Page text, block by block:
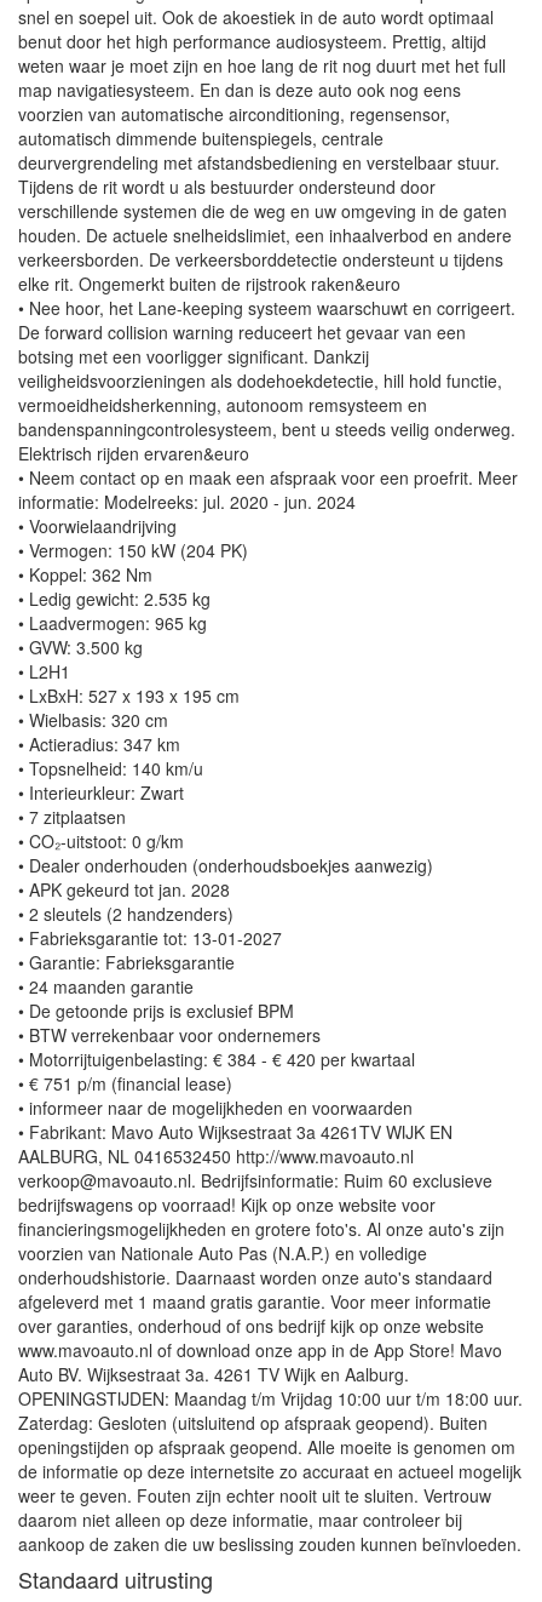
snel en soepel uit. Ook de akoestiek in de auto wordt optimaal
benut door het high performance audiosysteem. Prettig, altijd
weten waar je moet zijn en hoe lang de rit nog duurt met het full
map navigatiesysteem. En dan is deze auto ook nog eens
voorzien van automatische airconditioning, regensensor,
automatisch dimmende buitenspiegels, centrale
deurvergrendeling met afstandsbediening en verstelbaar stuur.
Tijdens de rit wordt u als bestuurder ondersteund door
verschillende systemen die de weg en uw omgeving in de gaten
houden. De actuele snelheidslimiet, een inhaalverbod en andere
verkeersborden. De verkeersborddetectie ondersteunt u tijdens
elke rit. Ongemerkt buiten de rijstrook raken&euro
• Nee hoor, het Lane-keeping systeem waarschuwt en corrigeert.
De forward collision warning reduceert het gevaar van een
botsing met een voorligger significant. Dankzij
veiligheidsvoorzieningen als dodehoekdetectie, hill hold functie,
vermoeidheidsherkenning, autonoom remsysteem en
bandenspanningcontrolesysteem, bent u steeds veilig onderweg.
Elektrisch rijden ervaren&euro
• Neem contact op en maak een afspraak voor een proefrit. Meer
informatie: Modelreeks: jul. 2020 - jun. 2024
• Voorwielaandrijving
• Vermogen: 150 kW (204 PK)
• Koppel: 362 Nm
• Ledig gewicht: 2.535 kg
• Laadvermogen: 965 kg
• GVW: 3.500 kg
• L2H1
• LxBxH: 527 x 193 x 195 cm
• Wielbasis: 320 cm
• Actieradius: 347 km
• Topsnelheid: 140 km/u
• Interieurkleur: Zwart
• 7 zitplaatsen
• CO₂-uitstoot: 0 g/km
• Dealer onderhouden (onderhoudsboekjes aanwezig)
• APK gekeurd tot jan. 2028
• 2 sleutels (2 handzenders)
• Fabrieksgarantie tot: 13-01-2027
• Garantie: Fabrieksgarantie
• 24 maanden garantie
• De getoonde prijs is exclusief BPM
• BTW verrekenbaar voor ondernemers
• Motorrijtuigenbelasting: € 384 - € 420 per kwartaal
• € 751 p/m (financial lease)
• informeer naar de mogelijkheden en voorwaarden
• Fabrikant: Mavo Auto Wijksestraat 3a 4261TV WIJK EN
AALBURG, NL 0416532450 http://www.mavoauto.nl
verkoop@mavoauto.nl. Bedrijfsinformatie: Ruim 60 exclusieve
bedrijfswagens op voorraad! Kijk op onze website voor
financieringsmogelijkheden en grotere foto's. Al onze auto's zijn
voorzien van Nationale Auto Pas (N.A.P.) en volledige
onderhoudshistorie. Daarnaast worden onze auto's standaard
afgeleverd met 1 maand gratis garantie. Voor meer informatie
over garanties, onderhoud of ons bedrijf kijk op onze website
www.mavoauto.nl of download onze app in de App Store! Mavo
Auto BV. Wijksestraat 3a. 4261 TV Wijk en Aalburg.
OPENINGSTIJDEN: Maandag t/m Vrijdag 10:00 uur t/m 18:00 uur.
Zaterdag: Gesloten (uitsluitend op afspraak geopend). Buiten
openingstijden op afspraak geopend. Alle moeite is genomen om
de informatie op deze internetsite zo accuraat en actueel mogelijk
weer te geven. Fouten zijn echter nooit uit te sluiten. Vertrouw
daarom niet alleen op deze informatie, maar controleer bij
aankoop de zaken die uw beslissing zouden kunnen beïnvloeden.
Standaard uitrusting